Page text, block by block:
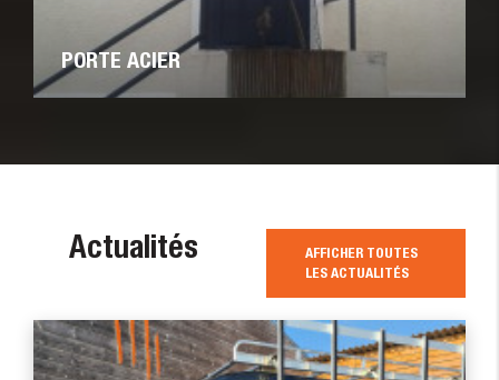
PORTE ACIER
Actualités
AFFICHER TOUTES
LES ACTUALITÉS